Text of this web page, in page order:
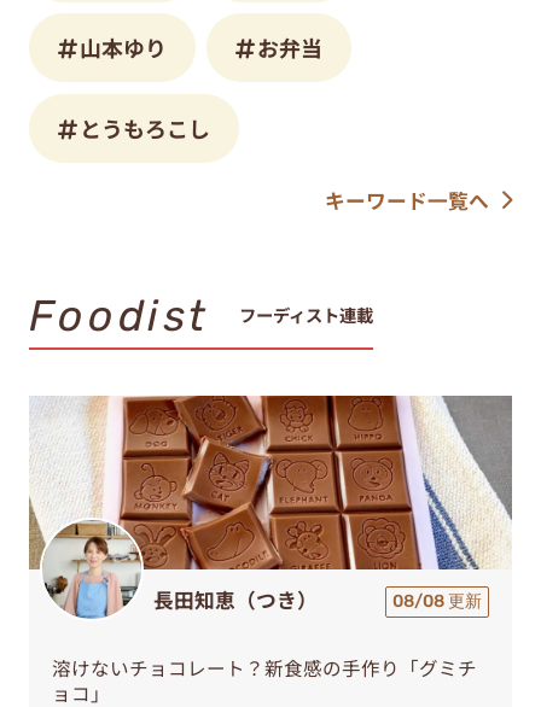
山本ゆり お弁当
とうもろこし
キーワード一覧へ
Foodist フーディスト連載
長田知恵（つき） 08/08 更新
溶けないチョコレート？新食感の手作り「グミチ
ョコ」